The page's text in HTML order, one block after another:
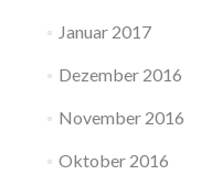
Januar 2017
Dezember 2016
November 2016
Oktober 2016